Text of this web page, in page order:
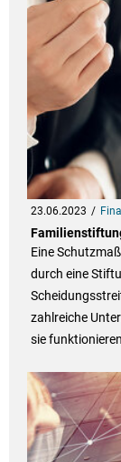
23.06.2023
Eine
durch eine
zahlreiche
sie